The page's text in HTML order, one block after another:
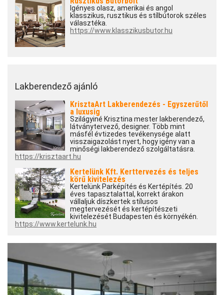
Igényes olasz, amerikai és angol
klasszikus, rusztikus és stílbútorok széles
választéka.
https://www.klasszikusbutor.hu
Lakberendező ajánló
KrisztaArt Lakberendezés - Egyszerűtől
a luxusig
Szilágyiné Krisztina mester lakberendező,
látványtervező, designer. Több mint
másfél évtizedes tevékenysége alatt
visszaigazolást nyert, hogy igény van a
minőségi lakberendező szolgáltatásra.
https://krisztaart.hu
Kertelünk Kft. Kerttervezés és teljes
körű kivitelezés
Kertelünk Parképítés és Kertépítés. 20
éves tapasztalattal, korrekt árakon
vállaljuk díszkertek stílusos
megtervezését és kertépítészeti
kivitelezését Budapesten és környékén.
https://www.kertelunk.hu